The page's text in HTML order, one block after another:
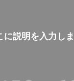
に説明 を 入 力 し ま